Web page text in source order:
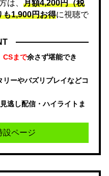
は、 月額4,200円（税
1,900円お得に視聴で
CSまで余さず堪能でき
ーやバズリプレイなどコ
逃し配信・ハイライトま
設ページ